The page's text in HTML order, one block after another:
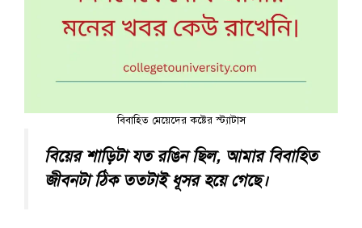
বিবাহিত মেয়েদের কষ্টের স্ট্যাটাস
বিয়ের শাড়িটা যত রঙিন ছিল, আমার বিবাহিত
জীবনটা ঠিক ততটাই ধূসর হয়ে গেছে।